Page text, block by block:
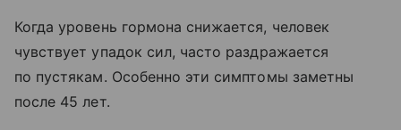
Когда уровень гормона снижается, человек
чувствует упадок сил, часто раздражается
по пустякам. Особенно эти симптомы заметны
после 45 лет.